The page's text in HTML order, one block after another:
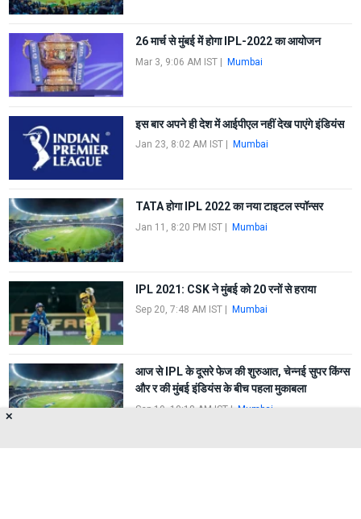
26 मार्च से मुंबई में होगा IPL-2022 का आयोजन
Mar 3, 9:06 AM IST| Mumbai
इस बार अपने ही देश में आईपीएल नहीं देख पाएंगे इंडियंस
Jan 23, 8:02 AM IST| Mumbai
TATA होगा IPL 2022 का नया टाइटल स्पॉन्सर
Jan 11, 8:20 PM IST| Mumbai
IPL 2021: CSK ने मुंबई को 20 रनों से हराया
Sep 20, 7:48 AM IST| Mumbai
आज से IPL के दूसरे फेज की शुरुआत, चेन्नई सुपर किंग्स
और र की मुंबई इंडियंस के बीच पहला मुकाबला
Sep 19, 10:18 AM IST| Mumbai
✕